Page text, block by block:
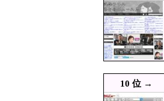
08/08 15:29
08/08 15:17
08/08 15:10
08/08 15:00
10 位 →